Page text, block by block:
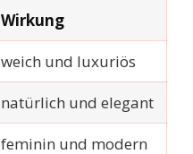
Wirkung
weich und luxuriös
natürlich und elegant
feminin und modern